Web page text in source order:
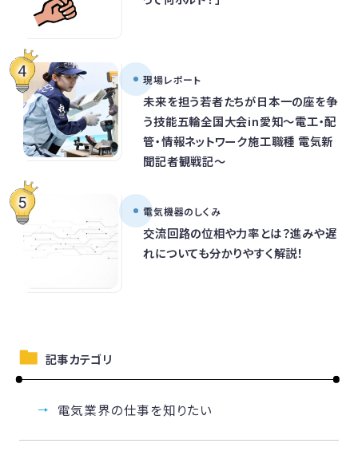
現場レポート
未来を担う若者たちが日本一の座を争
う技能五輪全国大会in愛知～電工・配
管・情報ネットワーク施工職種 電気新
聞記者観戦記～
電気機器のしくみ
交流回路の位相や力率とは？進みや遅
れについても分かりやすく解説！
記事カテゴリ
電気業界の仕事を知りたい